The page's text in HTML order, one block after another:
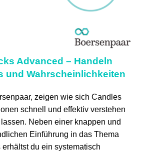
Advanced – Handeln
und Wahrscheinlichkeiten
zeigen wie sich Candles
schnell und effektiv verstehen
Neben einer knappen und
Einführung in das Thema
du ein systematisch